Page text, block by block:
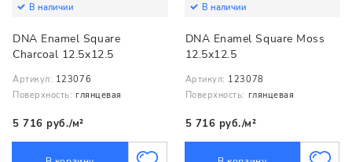
В наличии
DNA Enamel Square
Charcoal 12.5x12.5
Артикул: 123076
Поверхность: глянцевая
5 716 руб./м²
В наличии
DNA Enamel Square Moss
12.5x12.5
Артикул: 123078
Поверхность: глянцевая
5 716 руб./м²